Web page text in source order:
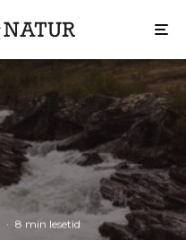
· 8 min lesetid